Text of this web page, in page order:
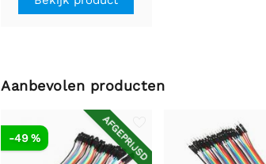
Aanbevolen producten
AFGEPRIJSD
-49 %